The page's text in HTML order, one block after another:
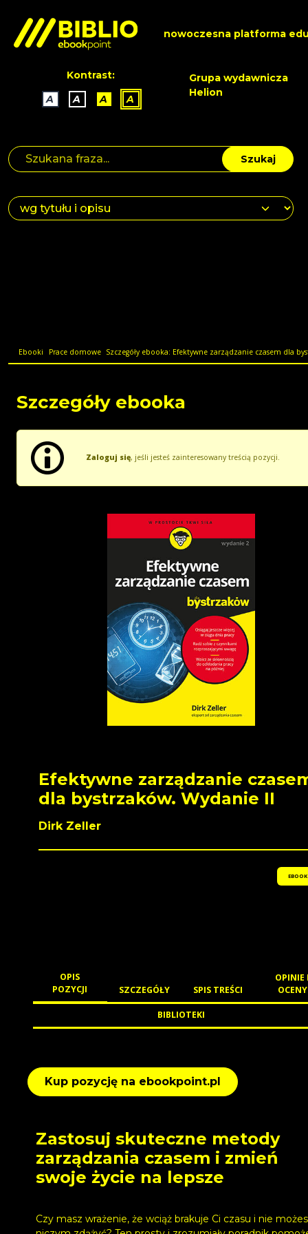
nowoczesna platforma
Kontrast:
A
A A A
Grupa wydawnicza
Helion
Szukaj
Ebooki Prace domowe Szczegóły ebooka: Efektywne zarządzanie czasem dla
Szczegóły ebooka
Zaloguj się, jeśli jesteś zainteresowany treścią pozycji.
Efektywne zarządzanie
dla bystrzaków. Wydanie II
Dirk Zeller
EBOOK
OPIS
POZYCJI
SZCZEGÓŁY SPIS TREŚCI
OPINIE
OCENY
BIBLIOTEKI
Kup pozycję na ebookpoint.pl
Zastosuj skuteczne metody
zarządzania czasem i zmień
swoje życie na lepsze
Czy masz wrażenie, że wciąż brakuje Ci czasu i nie